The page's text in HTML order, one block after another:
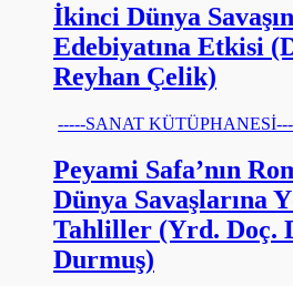
İkinci Dünya
Edebiyatına Etkisi
Reyhan Çelik)
-----SANAT
Peyami Safa’nın
Dünya Savaşlarına
Tahliller (Yrd. Doç.
Durmuş)